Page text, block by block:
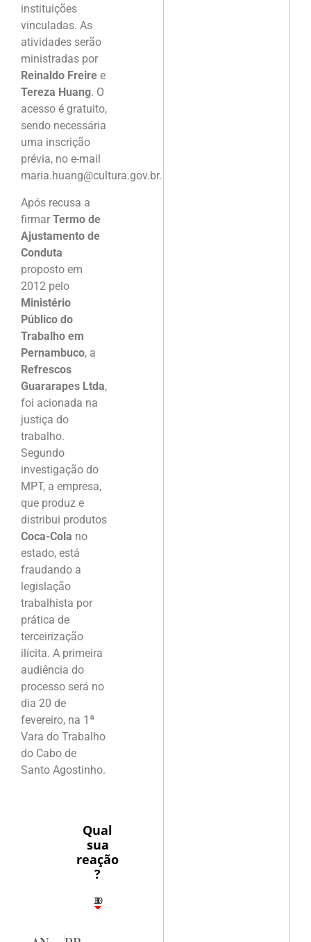
instituições
vinculadas. As
atividades serão
ministradas por
Reinaldo Freire e
Tereza Huang. O
acesso é gratuito,
sendo necessária
uma inscrição
prévia, no e-mail
maria.huang@cultura.gov.br.
Após recusa a
firmar Termo de
Ajustamento de
Conduta
proposto em
2012 pelo
Ministério
Público do
Trabalho em
Pernambuco, a
Refrescos
Guararapes Ltda,
foi acionada na
justiça do
trabalho.
Segundo
investigação do
MPT, a empresa,
que produz e
distribui produtos
Coca-Cola no
estado, está
fraudando a
legislação
trabalhista por
prática de
terceirização
ilícita. A primeira
audiência do
processo será no
dia 20 de
fevereiro, na 1ª
Vara do Trabalho
do Cabo de
Santo Agostinho.
Qual
sua
reação
?
3
1
1
3
10